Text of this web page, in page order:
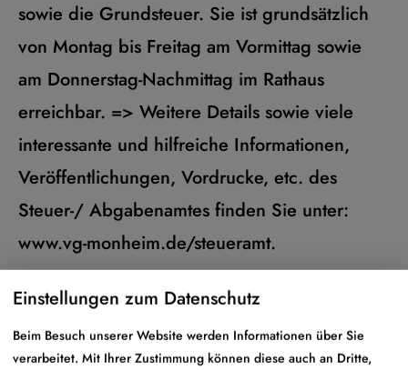
sowie die Grundsteuer. Sie ist grundsätzlich
von Montag bis Freitag am Vormittag sowie
am Donnerstag-Nachmittag im Rathaus
erreichbar. => Weitere Details sowie viele
interessante und hilfreiche Informationen,
Veröffentlichungen, Vordrucke, etc. des
Steuer-/ Abgabenamtes finden Sie unter:
www.vg-monheim.de/steueramt.
Fax:09091 9091-44
Zimmer: 6
Einstellungen zum Datenschutz
Beim Besuch unserer Website werden Informationen über Sie
verarbeitet. Mit Ihrer Zustimmung können diese auch an Dritte,